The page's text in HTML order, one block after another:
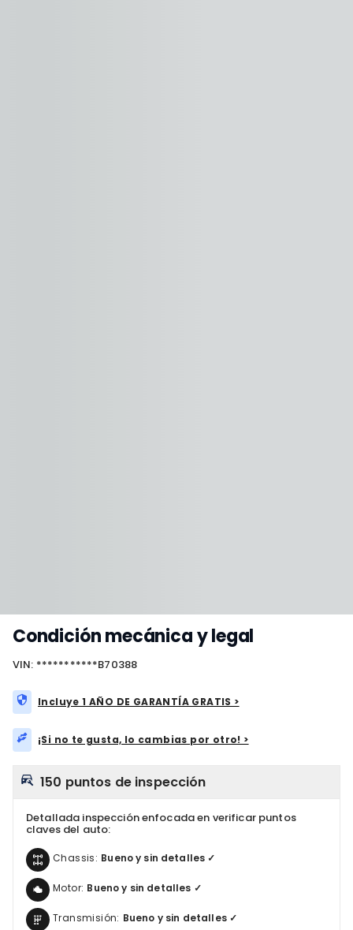
Condición mecánica y legal
VIN: ***********B70388
Incluye 1 AÑO DE GARANTÍA GRATIS >
¡Si no te gusta, lo cambias por otro! >
150 puntos de inspección
Detallada inspección enfocada en verificar puntos
claves del auto:
Chassis: Bueno y sin detalles ✓
Motor: Bueno y sin detalles ✓
Transmisión: Bueno y sin detalles ✓